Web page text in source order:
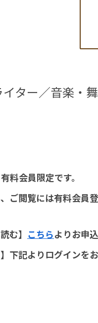
ター／音楽・舞
料会員限定です。
ご閲覧には有料会員登
む】 こちらよりお申
下記よりログインを